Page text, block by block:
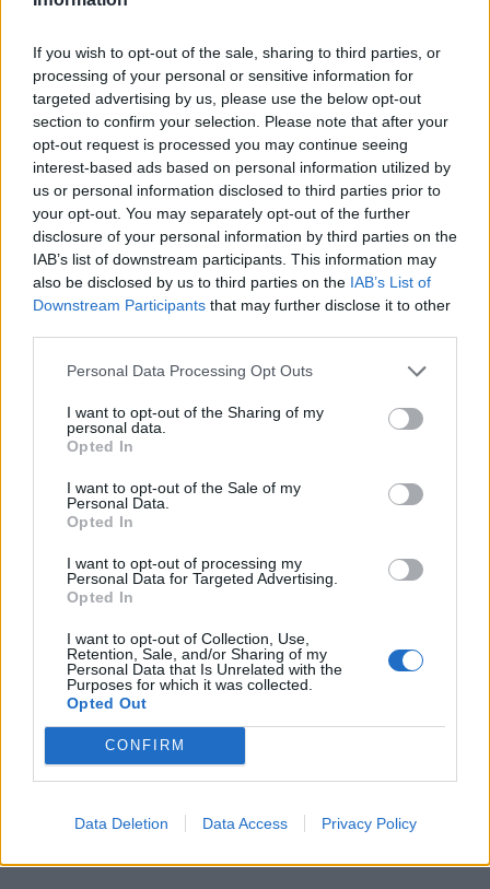
If you wish to opt-out of the sale, sharing to third parties, or
processing of your personal or sensitive information for
targeted advertising by us, please use the below opt-out
section to confirm your selection. Please note that after your
opt-out request is processed you may continue seeing
interest-based ads based on personal information utilized by
us or personal information disclosed to third parties prior to
your opt-out. You may separately opt-out of the further
disclosure of your personal information by third parties on the
IAB’s list of downstream participants. This information may
also be disclosed by us to third parties on the IAB’s List of
Downstream Participants that may further disclose it to other
Personal Data Processing Opt Outs
I want to opt-out of the Sharing of my
personal data.
Opted In
I want to opt-out of the Sale of my
Personal Data.
Opted In
I want to opt-out of processing my
Personal Data for Targeted Advertising.
Opted In
I want to opt-out of Collection, Use,
Retention, Sale, and/or Sharing of my
Personal Data that Is Unrelated with the
Purposes for which it was collected.
Opted Out
CONFIRM
Data Deletion Data Access Privacy Policy
ΣΚΑΪ: Ολοκληρώθηκε η θητεία του Γρηγόρη
Δημητριάδη - Ο Γιάννης Αλαφούζος επιστρέφει στη
θέση του CEO
08/08/2026 - 10:02 MEDIA
ΥΠΑΑΤ: Επιπλέον 12,5 εκατ. ευρώ στις Περιφέρειες
για την ενίσχυση της βιοασφάλειας
07/08/2026 - 17:02 ΟΙΚΟΝΟΜΙΑ
Deloitte Ελλάδος: Χρηματοοικονομικός σύμβουλος
της ΔΕΗ για την είσοδο στην πολωνική αγορά
ενέργειας
07/08/2026 - 16:38 ΕΠΙΧΕΙΡΗΣΕΙΣ
Στρατηγική επένδυση του EFA GROUP στη Fractal
για την ανάπτυξη προηγμένων αμυντικών
τεχνολογιών
07/08/2026 - 16:11 ΕΠΙΧΕΙΡΗΣΕΙΣ
Συνάλλαγμα: Το ευρώ ενισχύεται 0,08%, στα
07/08/2026 - 15:45 ΟΙΚΟΝΟΜΙΑ
Δείκτης Τιμών, με άνοδο 0,57%
07/08/2026 - 15:21 ΟΙΚΟΝΟΜΙΑ
Νέο κύμα καύσωνα στην Ευρώπη – Θερμοκρασίες
άνω των 40°C σε Ιταλία, Ισπανία και Βαλκάνια
07/08/2026 - 14:58 ΚΟΣΜΟΣ
ΟΛΕΣ ΟΙ ΕΙΔΗΣΕΙΣ